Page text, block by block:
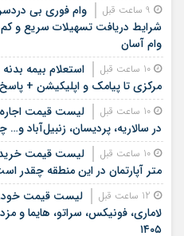
وام فوری بی
شرایط دریافت تسهیلات سریع و
وام آسان
استعلام بیمه
مرکزی تا پیامک و اپلیکیشن +
لیست قیمت اجاره
در سالاریه، پردیسان، زنبیل‌آباد
لیست قیمت
متر آپارتمان در این منطقه چقدر
لیست قیمت
لاماری، فونیکس، سراتو، هایما و
۱۴۰۵